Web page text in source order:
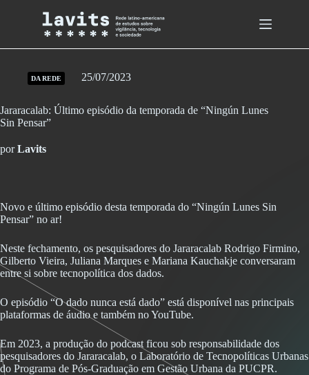
DA REDE 25/07/2023
Jararacalab: Último episódio da temporada de “Ningún Lunes
Sin Pensar”
porLavits
Novo e último episódio desta temporada do “Ningún Lunes Sin
Pensar” no ar!
Neste fechamento, os pesquisadores do Jararacalab Rodrigo Firmino,
Gilberto Vieira, Juliana Marques e Mariana Kauchakje conversaram
entre si sobre tecnopolítica dos dados.
O episódio “O dado nunca está dado” está disponível nas principais
plataformas de áudio e também no YouTube.
Em 2023, a produção do podcast ficou sob responsabilidade dos
pesquisadores do Jararacalab, o Laboratório de Tecnopolíticas Urbanas
do Programa de Pós-Graduação em Gestão Urbana da PUCPR.